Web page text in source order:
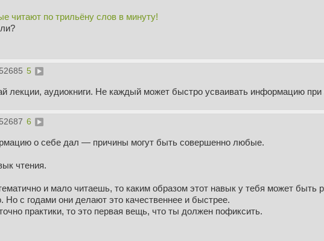
читают по трильёну слов в минуту!
52685 5
лекции, аудиокниги. Не каждый может быстро усваивать информацию при
52687 6
о себе дал — причины могут быть совершенно любые.
чтения.
и мало читаешь, то каким образом этот навык у тебя может быть
Но с годами они делают это качественнее и быстрее.
практики, то это первая вещь, что ты должен пофиксить.